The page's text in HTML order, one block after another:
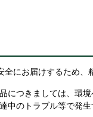
にお届けするため
につきましては、環
中のトラブル等で発